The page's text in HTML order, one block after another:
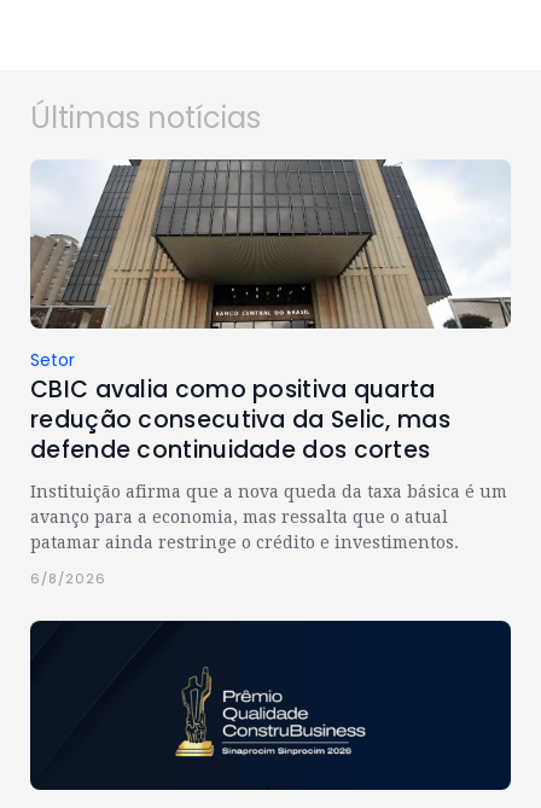
Últimas notícias
Setor
CBIC avalia como positiva quarta
redução consecutiva da Selic, mas
defende continuidade dos cortes
Instituição afirma que a nova queda da taxa básica é um
avanço para a economia, mas ressalta que o atual
patamar ainda restringe o crédito e investimentos.
6/8/2026